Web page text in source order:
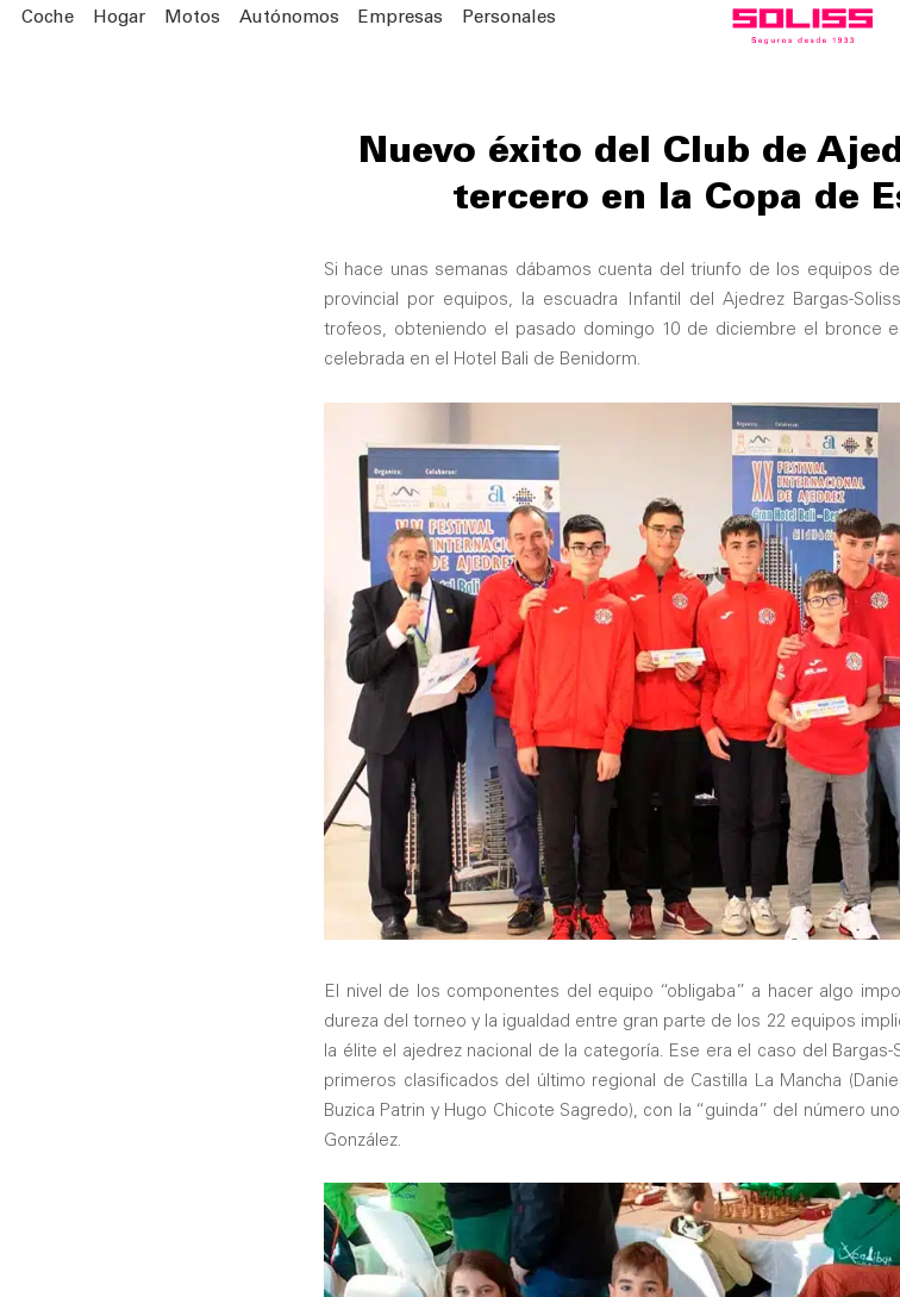
Coche Hogar Motos Autónomos Empresas Personales
Nuevo éxito del Club de
tercero en la Copa de
Si hace unas semanas dábamos cuenta del triunfo de los equipos
provincial por equipos, la escuadra Infantil del Ajedrez Bargas-
trofeos, obteniendo el pasado domingo 10 de diciembre el bronce
celebrada en el Hotel Bali de Benidorm.
El nivel de los componentes del equipo “obligaba” a hacer algo
dureza del torneo y la igualdad entre gran parte de los 22 equipos
la élite el ajedrez nacional de la categoría. Ese era el caso del
primeros clasificados del último regional de Castilla La Mancha
Buzica Patrin y Hugo Chicote Sagredo), con la “guinda” del número
González.